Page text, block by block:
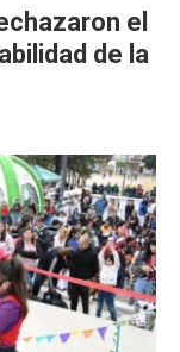
el
de la